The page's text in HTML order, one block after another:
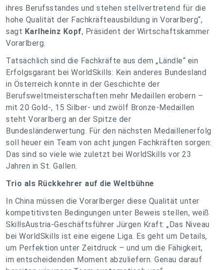
ihres Berufsstandes und stehen stellvertretend für die
hohe Qualität der Fachkräfteausbildung in Vorarlberg“,
sagt Karlheinz Kopf, Präsident der Wirtschaftskammer
Vorarlberg.
Tatsächlich sind die Fachkräfte aus dem „Ländle“ ein
Erfolgsgarant bei WorldSkills: Kein anderes Bundesland
in Österreich konnte in der Geschichte der
Berufsweltmeisterschaften mehr Medaillen erobern –
mit 20 Gold-, 15 Silber- und zwölf Bronze-Medaillen
steht Vorarlberg an der Spitze der
Bundesländerwertung. Für den nächsten Medaillenerfolg
soll heuer ein Team von acht jungen Fachkräften sorgen:
Das sind so viele wie zuletzt bei WorldSkills vor 23
Jahren in St. Gallen.
Trio als Rückkehrer auf die Weltbühne
In China müssen die Vorarlberger diese Qualität unter
kompetitivsten Bedingungen unter Beweis stellen, weiß
SkillsAustria-Geschäftsführer Jürgen Kraft: „Das Niveau
bei WorldSkills ist eine eigene Liga. Es geht um Details,
um Perfektion unter Zeitdruck – und um die Fähigkeit,
im entscheidenden Moment abzuliefern. Genau darauf